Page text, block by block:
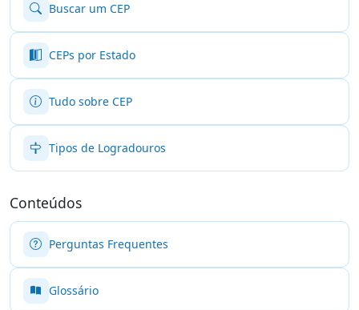
Buscar um CEP
CEPs por Estado
Tudo sobre CEP
Tipos de Logradouros
Conteúdos
Perguntas Frequentes
Glossário